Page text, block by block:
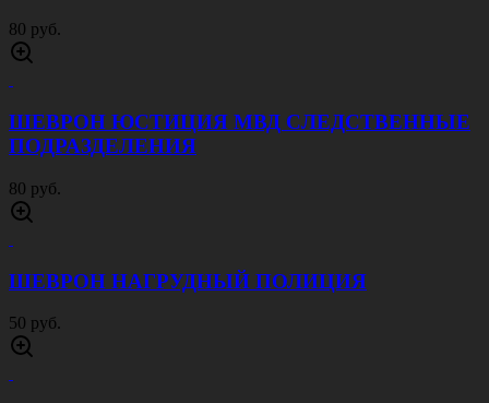
80 руб.
ШЕВРОН ЮСТИЦИЯ МВД СЛЕДСТВЕННЫЕ
ПОДРАЗДЕЛЕНИЯ
80 руб.
ШЕВРОН НАГРУДНЫЙ ПОЛИЦИЯ
50 руб.